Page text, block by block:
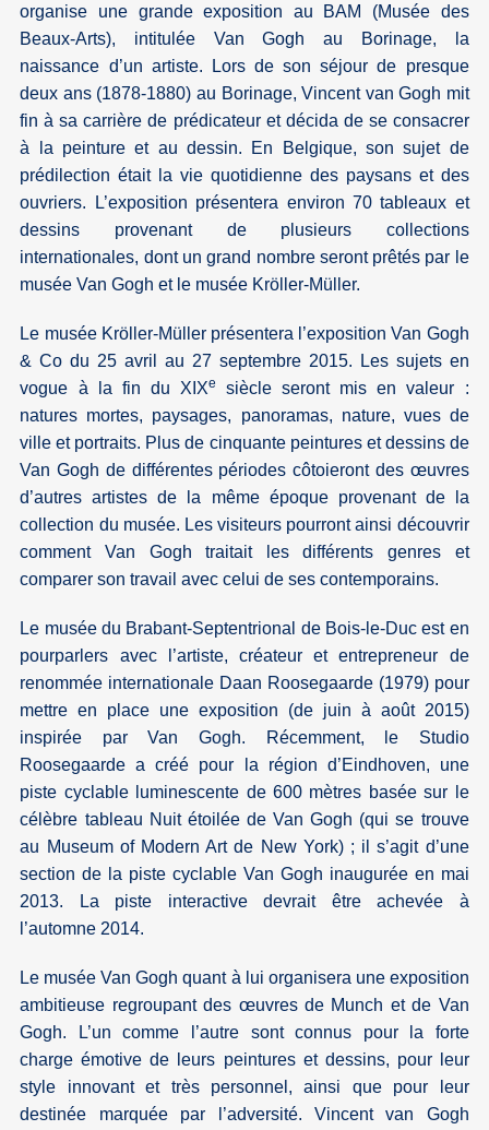
organise une grande exposition au BAM (Musée des
Beaux-Arts), intitulée Van Gogh au Borinage, la
naissance d’un artiste. Lors de son séjour de presque
deux ans (1878-1880) au Borinage, Vincent van Gogh mit
fin à sa carrière de prédicateur et décida de se consacrer
à la peinture et au dessin. En Belgique, son sujet de
prédilection était la vie quotidienne des paysans et des
ouvriers. L’exposition présentera environ 70 tableaux et
dessins provenant de plusieurs collections
internationales, dont un grand nombre seront prêtés par le
musée Van Gogh et le musée Kröller-Müller.
Le musée Kröller-Müller présentera l’exposition Van Gogh
& Co du 25 avril au 27 septembre 2015. Les sujets en
vogue à la fin du XIXe
siècle seront mis en valeur :
natures mortes, paysages, panoramas, nature, vues de
ville et portraits. Plus de cinquante peintures et dessins de
Van Gogh de différentes périodes côtoieront des œuvres
d’autres artistes de la même époque provenant de la
collection du musée. Les visiteurs pourront ainsi découvrir
comment Van Gogh traitait les différents genres et
comparer son travail avec celui de ses contemporains.
Le musée du Brabant-Septentrional de Bois-le-Duc est en
pourparlers avec l’artiste, créateur et entrepreneur de
renommée internationale Daan Roosegaarde (1979) pour
mettre en place une exposition (de juin à août 2015)
inspirée par Van Gogh. Récemment, le Studio
Roosegaarde a créé pour la région d’Eindhoven, une
piste cyclable luminescente de 600 mètres basée sur le
célèbre tableau Nuit étoilée de Van Gogh (qui se trouve
au Museum of Modern Art de New York) ; il s’agit d’une
section de la piste cyclable Van Gogh inaugurée en mai
2013. La piste interactive devrait être achevée à
l’automne 2014.
Le musée Van Gogh quant à lui organisera une exposition
ambitieuse regroupant des œuvres de Munch et de Van
Gogh. L’un comme l’autre sont connus pour la forte
charge émotive de leurs peintures et dessins, pour leur
style innovant et très personnel, ainsi que pour leur
destinée marquée par l’adversité. Vincent van Gogh